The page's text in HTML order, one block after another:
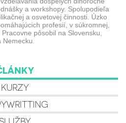
a workshopy. Spolupodieľa
a osvetovej činnosti. Úzko
profesií, v súkromnej,
pôsobil na Slovensku,
KURZY